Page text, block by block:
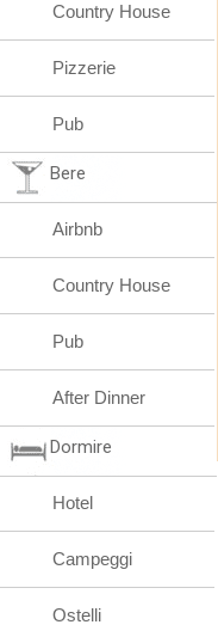
Country House
Pizzerie
Pub
Bere
Airbnb
Country House
Pub
After Dinner
Dormire
Hotel
Campeggi
Ostelli